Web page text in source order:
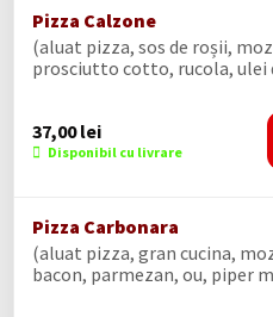
Pizza Calzone
(aluat pizza, sos de roșii,
prosciutto cotto, rucola, ulei
37,00lei
Disponibil cu livrare
Pizza Carbonara
(aluat pizza, gran cucina,
bacon, parmezan, ou, piper